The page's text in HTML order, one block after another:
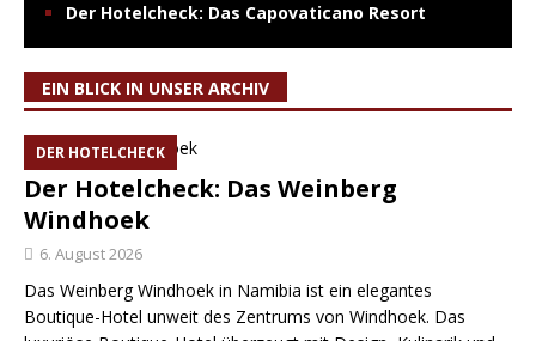
Der Hotelcheck: Das Capovaticano Resort
EIN BLICK IN UNSER ARCHIV
DER HOTELCHECK
Der Hotelcheck: Das Weinberg
Windhoek
6. August 2026
Das Weinberg Windhoek in Namibia ist ein elegantes
Boutique-Hotel unweit des Zentrums von Windhoek. Das